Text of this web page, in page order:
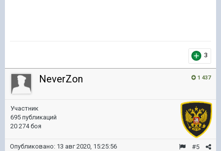
3
1 437
NeverZon
Участник
695 публикаций
20 274 боя
#5
Опубликовано: 13 авг 2020, 15:25:56